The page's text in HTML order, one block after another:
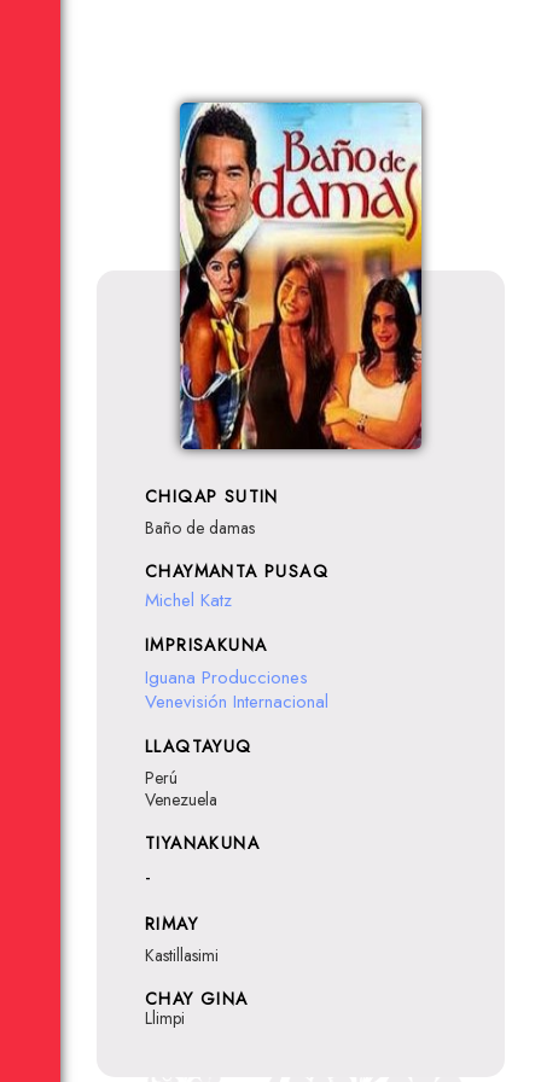
CHIQAP SUTIN
Baño de damas
CHAYMANTA PUSAQ
Michel Katz
IMPRISAKUNA
Iguana Producciones
Venevisión Internacional
LLAQTAYUQ
Perú
Venezuela
TIYANAKUNA
-
RIMAY
Kastillasimi
CHAY GINA
Llimpi